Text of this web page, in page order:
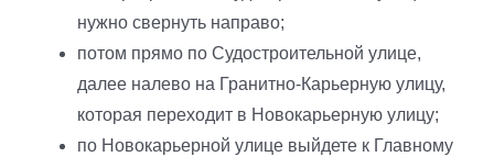
нужно свернуть направо;
потом прямо по Судостроительной улице,
далее налево на Гранитно-Карьерную улицу,
которая переходит в Новокарьерную улицу;
по Новокарьерной улице выйдете к Главному